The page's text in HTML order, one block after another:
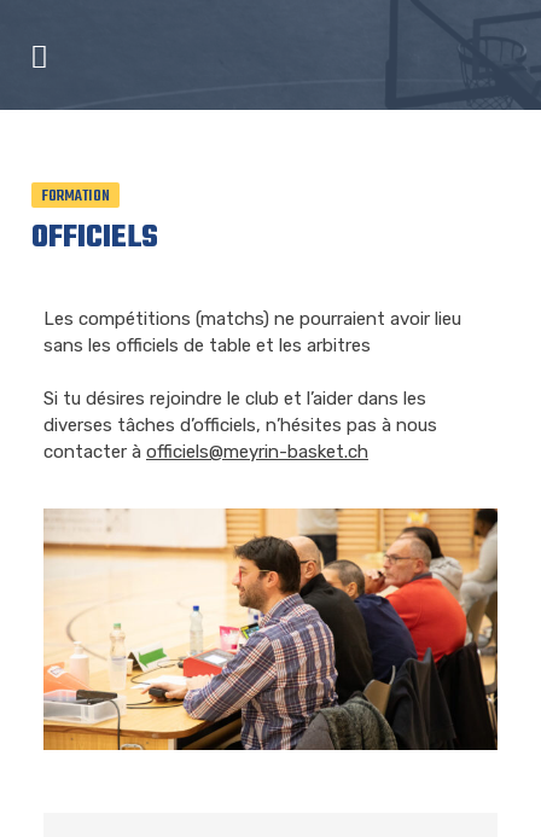
FORMATION
OFFICIELS
Les compétitions (matchs) ne pourraient avoir lieu
sans les officiels de table et les arbitres
Si tu désires rejoindre le club et l’aider dans les
diverses tâches d’officiels, n’hésites pas à nous
contacter à officiels@meyrin-basket.ch